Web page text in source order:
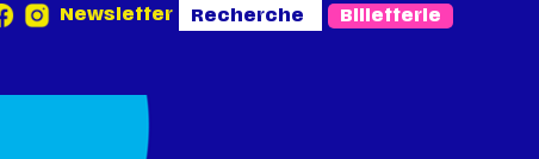
Newsletter Billetterie